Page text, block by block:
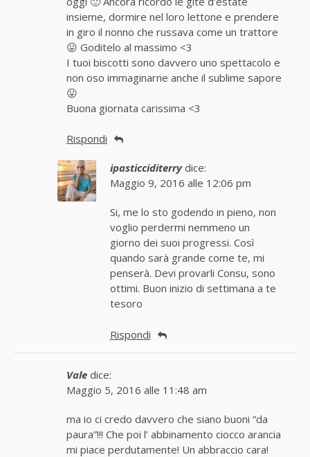
insieme, dormire nel loro lettone e prendere
in giro il nonno che russava come un trattore
😛 Goditelo al massimo <3
I tuoi biscotti sono davvero uno spettacolo e
non oso immaginarne anche il sublime sapore
😛
Buona giornata carissima <3
Rispondi
ipasticciditerry dice:
Maggio 9, 2016 alle 12:06 pm
Si, me lo sto godendo in pieno, non
voglio perdermi nemmeno un
giorno dei suoi progressi. Così
quando sarà grande come te, mi
penserà. Devi provarli Consu, sono
ottimi. Buon inizio di settimana a te
tesoro
Rispondi
Vale dice:
Maggio 5, 2016 alle 11:48 am
ma io ci credo davvero che siano buoni “da
paura”!!! Che poi l’ abbinamento ciocco arancia
mi piace perdutamente! Un abbraccio cara!